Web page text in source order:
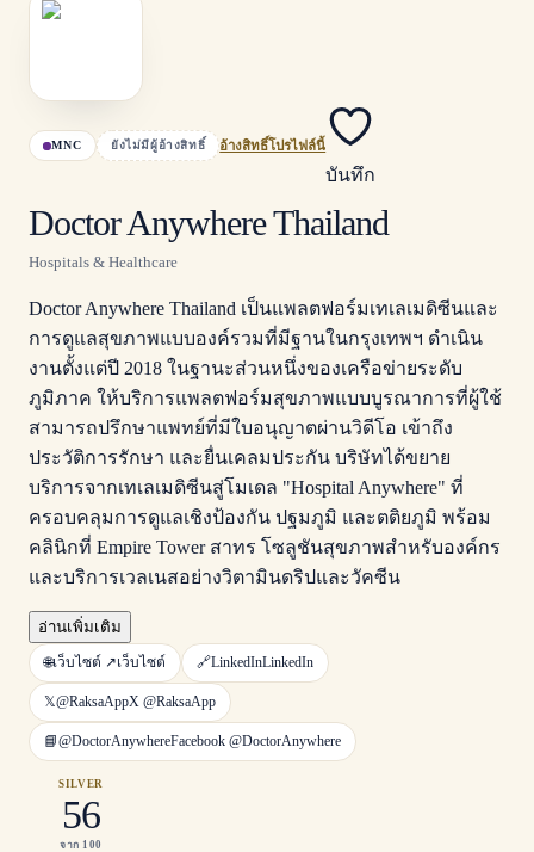
MNC ยังไม่มีผู้อ้างสิทธิ์ อ้างสิทธิ์โปรไฟล์นี้
บันทึก
Doctor Anywhere Thailand
Hospitals & Healthcare
Doctor Anywhere Thailand เป็นแพลตฟอร์มเทเลเมดิซีนและ
การดูแลสุขภาพแบบองค์รวมที่มีฐานในกรุงเทพฯ ดำเนิน
งานตั้งแต่ปี 2018 ในฐานะส่วนหนึ่งของเครือข่ายระดับ
ภูมิภาค ให้บริการแพลตฟอร์มสุขภาพแบบบูรณาการที่ผู้ใช้
สามารถปรึกษาแพทย์ที่มีใบอนุญาตผ่านวิดีโอ เข้าถึง
ประวัติการรักษา และยื่นเคลมประกัน บริษัทได้ขยาย
บริการจากเทเลเมดิซีนสู่โมเดล "Hospital Anywhere" ที่
ครอบคลุมการดูแลเชิงป้องกัน ปฐมภูมิ และตติยภูมิ พร้อม
คลินิกที่ Empire Tower สาทร โซลูชันสุขภาพสำหรับองค์กร
และบริการเวลเนสอย่างวิตามินดริปและวัคซีน
อ่านเพิ่มเติม
🌐เว็บไซต์ ↗เว็บไซต์ 🔗LinkedInLinkedIn
𝕏@RaksaAppX @RaksaApp
📘@DoctorAnywhereFacebook @DoctorAnywhere
SILVER
56
จาก 100